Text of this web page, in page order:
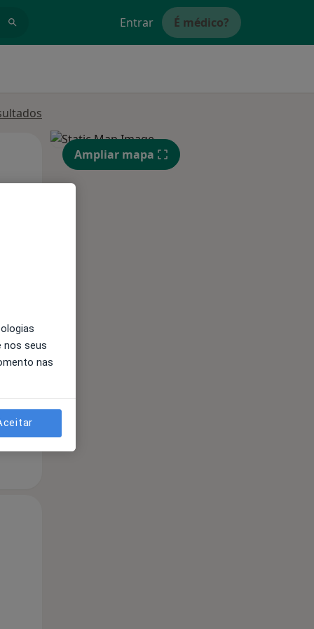
Entrar É médico?
Segunda-feira Ter, Qua
12 Ago
10 Ago
Ampliar mapa
nos seus
nas